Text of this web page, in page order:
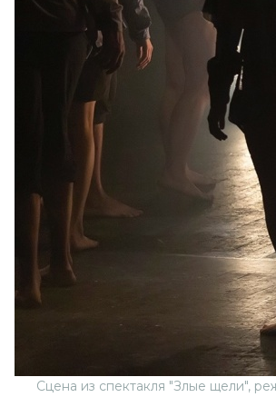
Сцена из спектакля "Злые щели",